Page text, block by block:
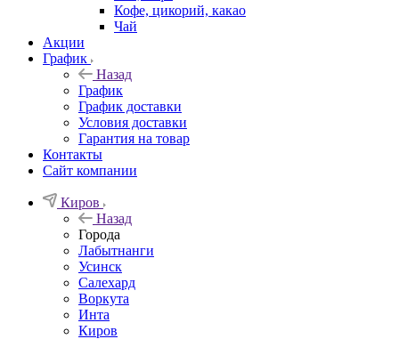
Кофе, цикорий, какао
Чай
Акции
График
Назад
График
График доставки
Условия доставки
Гарантия на товар
Контакты
Сайт компании
Киров
Назад
Города
Лабытнанги
Усинск
Салехард
Воркута
Инта
Киров